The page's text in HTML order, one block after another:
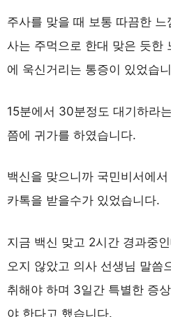
주사를 맞을 때 보통 따끔한
사는 주먹으로 한대 맞은 듯한
에 욱신거리는 통증이 있었습
15분에서 30분정도 대기하라
쯤에 귀가를 하였습니다.
백신을 맞으니까 국민비서에
카톡을 받을수가 있었습니다.
지금 백신 맞고 2시간 경과중
오지 않았고 의사 선생님 말씀
취해야 하며 3일간 특별한 증
야 한다고 했습니다.